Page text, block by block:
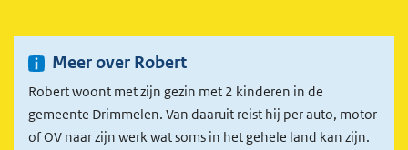
Meer over Robert
Robert woont met zijn gezin met 2 kinderen in de
gemeente Drimmelen. Van daaruit reist hij per auto, motor
of OV naar zijn werk wat soms in het gehele land kan zijn.